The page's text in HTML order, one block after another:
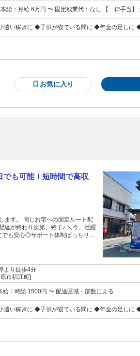
【一律手当】 全員に一律で支払われる通
遣い稼ぎに ◆子供が寝ている間に ◆年金の足しに ◆
お気に入り
も可能！短時間で高収
ルート配
り次第、終了♪ ＼今、活躍
も安心◎サポート体制ばっちり！
より徒歩4分
市福江町]
時給1,500円以上 給与詳細 基本給：時給 1500円 〜 配達区域・部数による
遣い稼ぎに ◆子供が寝ている間に ◆年金の足しに ◆